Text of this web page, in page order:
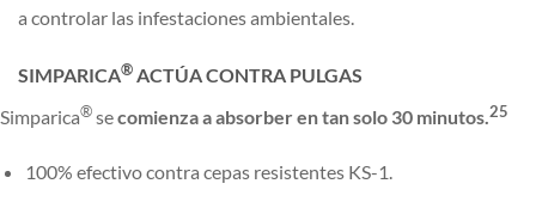
a controlar las infestaciones ambientales.
SIMPARICA®ACTÚA CONTRA PULGAS
Simparica®secomienza a absorber en tan solo 30 minutos.25
100% efectivo contra cepas resistentes KS-1.